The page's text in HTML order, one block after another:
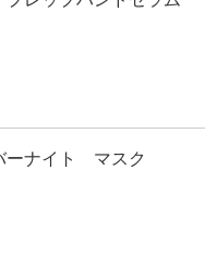
ーナイト マスク